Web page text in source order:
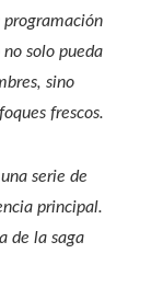
solo pueda
sino
frescos.
serie de
principal.
de la saga